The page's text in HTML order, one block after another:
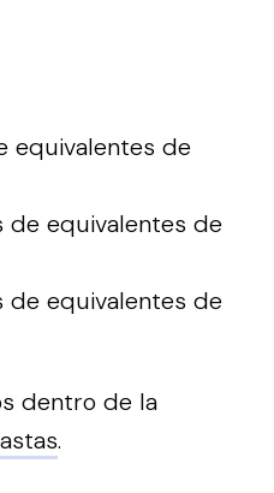
equivalentes de
de equivalentes de
de equivalentes de
dentro de la
.